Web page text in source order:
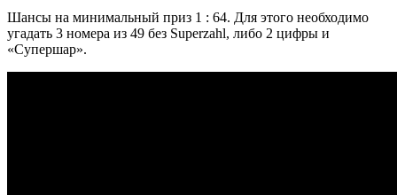
Шансы на минимальный приз 1 : 64. Для этого необходимо
угадать 3 номера из 49 без Superzahl, либо 2 цифры и
«Супершар».